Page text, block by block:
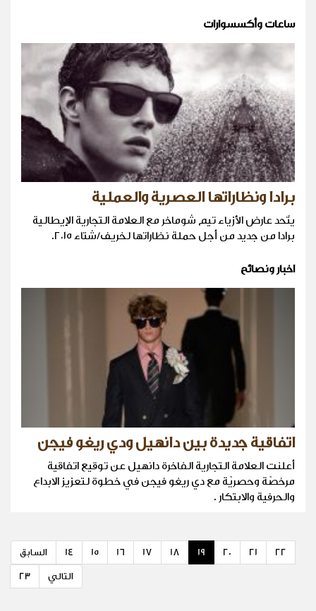
ساعات وأكسسوارات
برادا ونظاراتها العصرية والعملية
يتّحد عارض الأزياء تيم شوماخر مع العلامة التجارية الإيطالية
برادا من جديد من أجل حملة نظاراتها لخريف/شتاء ٢٠١٥.
اخبار ونصائح
اتفاقية جديدة بين دانهيل ودي ريغو فيجن
أعلنت العلامة التجارية الفاخرة دانهيل عن توقيع اتفاقية
مرخصّة وحصريّة مع دي ريغو فيجن في خطوة لتعزيز الابداع
والحرفية والابتكار .
السابق 14 15 16 17 18 19 20 21 22
23 التالي